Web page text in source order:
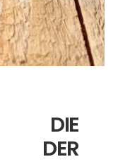
DIE
DER